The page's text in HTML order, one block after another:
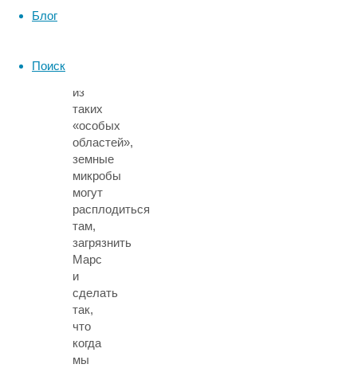
Блог
Поиск
из
таких
«особых
областей»,
земные
микробы
могут
расплодиться
там,
загрязнить
Марс
и
сделать
так,
что
когда
мы